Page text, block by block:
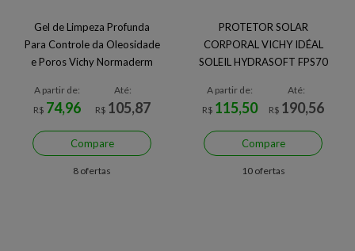
Gel de Limpeza Profunda
Para Controle da Oleosidade
e Poros Vichy Normaderm
A partir de:
R$ 74,96
Até:
R$ 105,87
Compare
8 ofertas
PROTETOR SOLAR
CORPORAL VICHY IDÉAL
SOLEIL HYDRASOFT FPS70
A partir de:
R$ 115,50
Até:
R$ 190,56
Compare
10 ofertas